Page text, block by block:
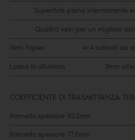
Superficie piana internamente
Quattro vetri per un migliore
Vetri Triplex 4+4 satinati sia
Lastra in alluminio 3mm
COEFFICIENTE DI TRASMITTANZA
Pannello spessore 92,5mm
Pannello spessore 77,5mm